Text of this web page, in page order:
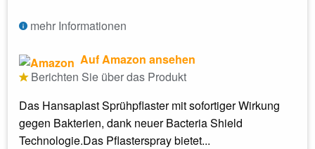
mehr Informationen
Auf Amazon ansehen
Berichten Sie über das Produkt
Das Hansaplast Sprühpflaster mit sofortiger Wirkung
gegen Bakterien, dank neuer Bacteria Shield
Technologie.Das Pflasterspray bietet...